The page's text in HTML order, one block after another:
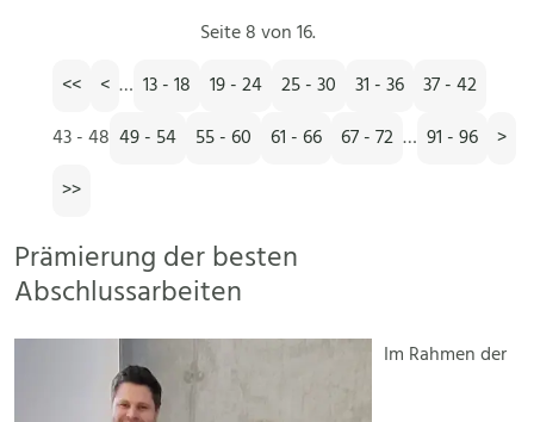
Seite 8 von 16.
<<
< … 13 - 18 19 - 24 25 - 30 31 - 36
37 - 42
43 - 48 49 - 54 55 - 60 61 - 66 67 - 72 … 91 - 96
>
>>
Prämierung der besten
Abschlussarbeiten
Im Rahmen der